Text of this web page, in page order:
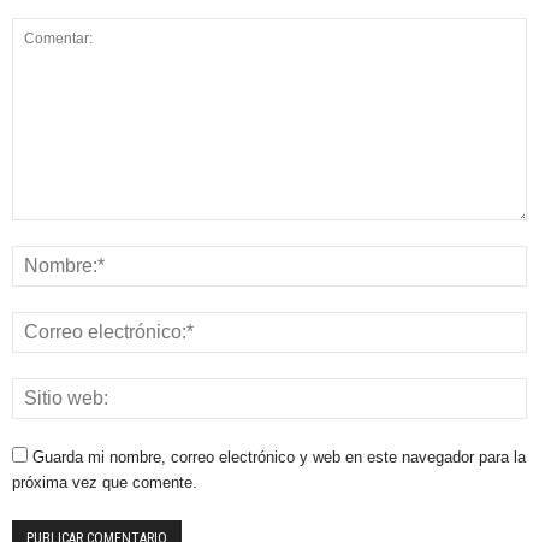
Guarda mi nombre, correo electrónico y web en este navegador para la
próxima vez que comente.